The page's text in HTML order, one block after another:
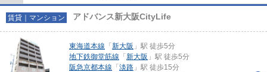
賃貸｜マンション アドバンス新大阪CityLife
東海道本線 「 新大阪 」駅 徒歩5分
地下鉄御堂筋線 「 新大阪 」駅 徒歩5分
阪急京都本線 「 淡路 」駅 徒歩15分